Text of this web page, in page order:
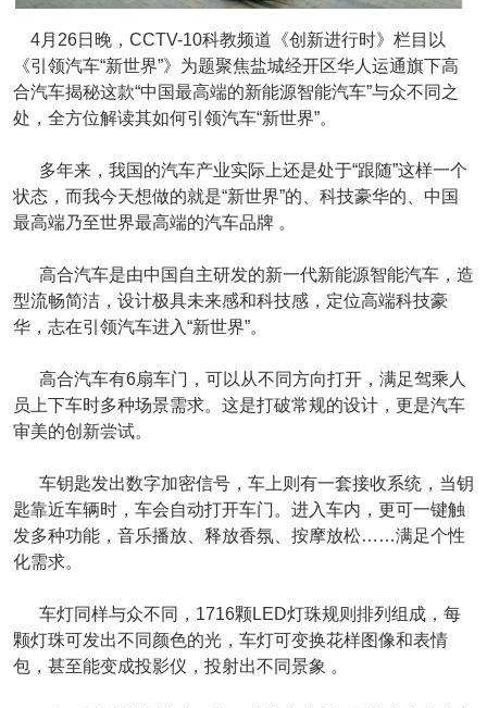
4月26日晚，CCTV-10科教频道《创新进行时》栏目以
《引领汽车“新世界”》为题聚焦盐城经开区华人运通旗下高
合汽车揭秘这款“中国最高端的新能源智能汽车”与众不同之
处，全方位解读其如何引领汽车“新世界”。
多年来，我国的汽车产业实际上还是处于“跟随”这样一个
状态，而我今天想做的就是“新世界”的、科技豪华的、中国
最高端乃至世界最高端的汽车品牌 。
高合汽车是由中国自主研发的新一代新能源智能汽车，造
型流畅简洁，设计极具未来感和科技感，定位高端科技豪
华，志在引领汽车进入“新世界”。
高合汽车有6扇车门，可以从不同方向打开，满足驾乘人
员上下车时多种场景需求。这是打破常规的设计，更是汽车
审美的创新尝试。
车钥匙发出数字加密信号，车上则有一套接收系统，当钥
匙靠近车辆时，车会自动打开车门。进入车内，更可一键触
发多种功能，音乐播放、释放香氛、按摩放松……满足个性
化需求。
车灯同样与众不同，1716颗LED灯珠规则排列组成，每
颗灯珠可发出不同颜色的光，车灯可变换花样图像和表情
包，甚至能变成投影仪，投射出不同景象 。